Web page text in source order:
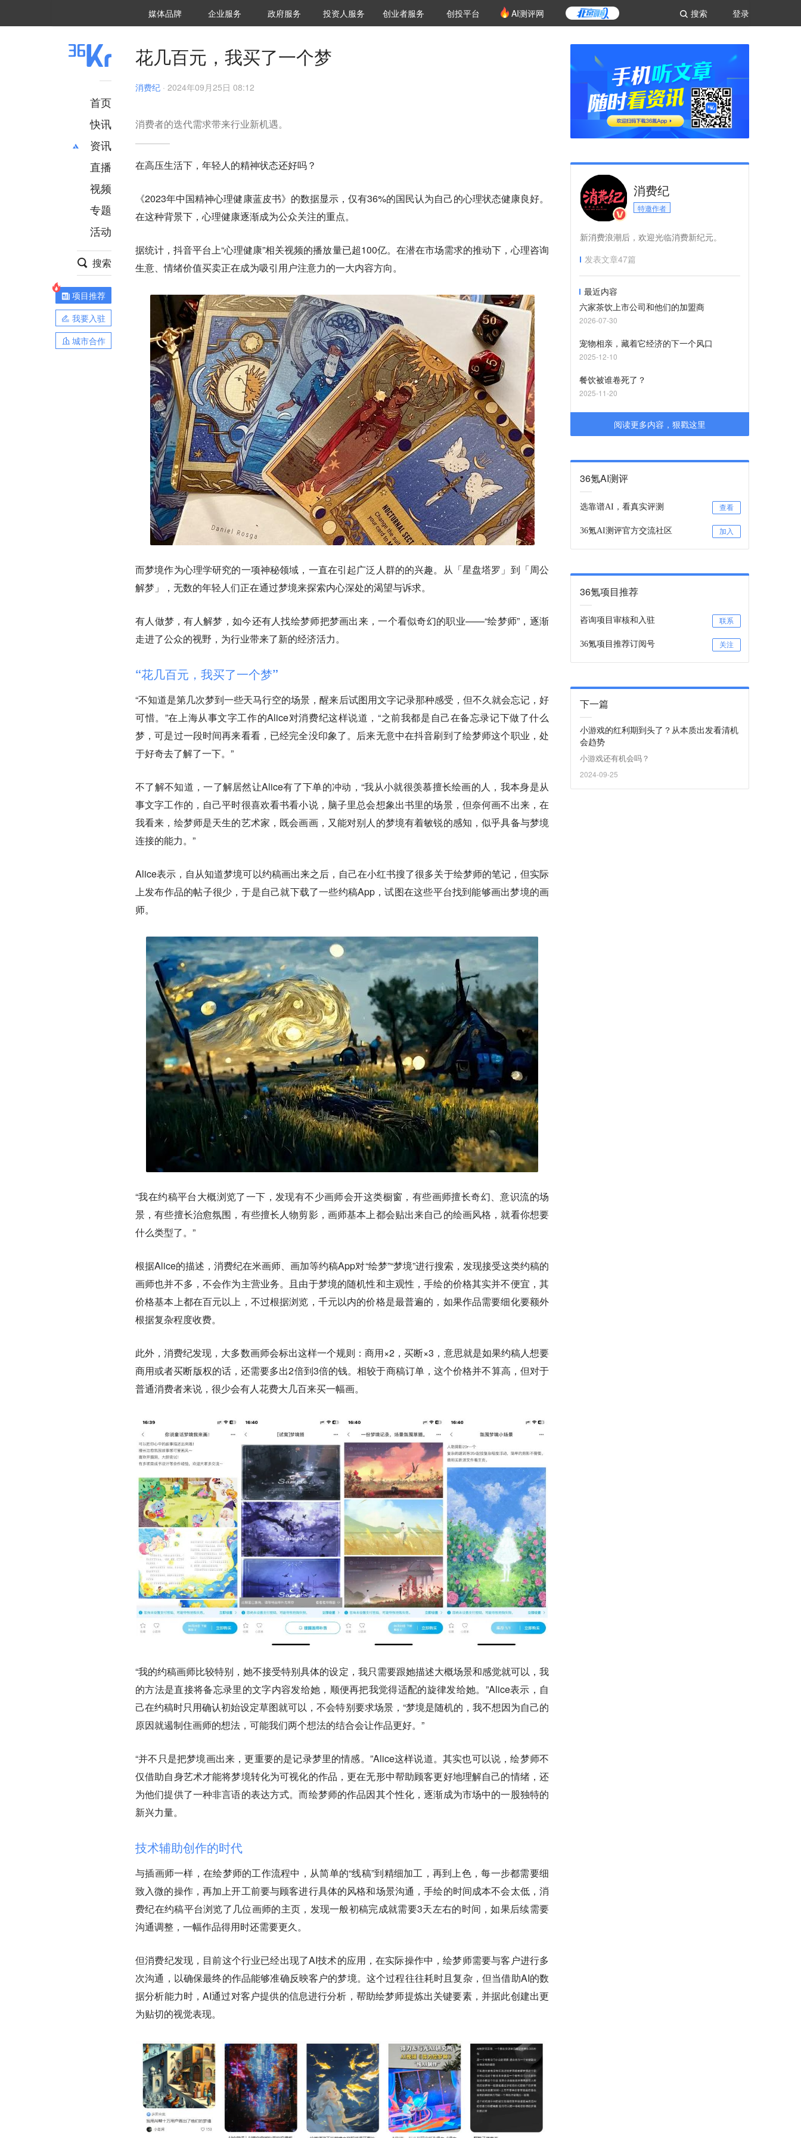
登录
搜索
媒体品牌 36Kr研究院
企业服务 城市之窗
政府服务 VClub投资机构库
投资机构职位推介
投资人服务 创投氪堂
创业者服务 创投平台 AI测评网
首页
快讯
资讯
推荐
财经
项目推荐
安徽
直播
视频
专题
活动
搜索
项目推荐
我要入驻
城市合作
花几百元，我买了一个梦
消费纪 · 2024年09月25日 08:12
消费者的迭代需求带来行业新机遇。
在高压生活下，年轻人的精神状态还好吗？
《2023年中国精神心理健康蓝皮书》的数据显示，仅有36%的国民认为自己的心理状态健康良好。
在这种背景下，心理健康逐渐成为公众关注的重点。
据统计，抖音平台上“心理健康”相关视频的播放量已超100亿。在潜在市场需求的推动下，心理咨询
生意、情绪价值买卖正在成为吸引用户注意力的一大内容方向。
而梦境作为心理学研究的一项神秘领域，一直在引起广泛人群的的兴趣。从「星盘塔罗」到「周公
解梦」，无数的年轻人们正在通过梦境来探索内心深处的渴望与诉求。
有人做梦，有人解梦，如今还有人找绘梦师把梦画出来，一个看似奇幻的职业——“绘梦师”，逐渐
走进了公众的视野，为行业带来了新的经济活力。
“花几百元，我买了一个梦”
“不知道是第几次梦到一些天马行空的场景，醒来后试图用文字记录那种感受，但不久就会忘记，好
可惜。”在上海从事文字工作的Alice对消费纪这样说道，“之前我都是自己在备忘录记下做了什么
梦，可是过一段时间再来看看，已经完全没印象了。后来无意中在抖音刷到了绘梦师这个职业，处
于好奇去了解了一下。”
不了解不知道，一了解居然让Alice有了下单的冲动，“我从小就很羡慕擅长绘画的人，我本身是从
事文字工作的，自己平时很喜欢看书看小说，脑子里总会想象出书里的场景，但奈何画不出来，在
我看来，绘梦师是天生的艺术家，既会画画，又能对别人的梦境有着敏锐的感知，似乎具备与梦境
连接的能力。”
Alice表示，自从知道梦境可以约稿画出来之后，自己在小红书搜了很多关于绘梦师的笔记，但实际
上发布作品的帖子很少，于是自己就下载了一些约稿App，试图在这些平台找到能够画出梦境的画
师。
“我在约稿平台大概浏览了一下，发现有不少画师会开这类橱窗，有些画师擅长奇幻、意识流的场
景，有些擅长治愈氛围，有些擅长人物剪影，画师基本上都会贴出来自己的绘画风格，就看你想要
什么类型了。”
根据Alice的描述，消费纪在米画师、画加等约稿App对“绘梦”“梦境”进行搜索，发现接受这类约稿的
画师也并不多，不会作为主营业务。且由于梦境的随机性和主观性，手绘的价格其实并不便宜，其
价格基本上都在百元以上，不过根据浏览，千元以内的价格是最普遍的，如果作品需要细化要额外
根据复杂程度收费。
此外，消费纪发现，大多数画师会标出这样一个规则：商用×2，买断×3，意思就是如果约稿人想要
商用或者买断版权的话，还需要多出2倍到3倍的钱。相较于商稿订单，这个价格并不算高，但对于
普通消费者来说，很少会有人花费大几百来买一幅画。
“我的约稿画师比较特别，她不接受特别具体的设定，我只需要跟她描述大概场景和感觉就可以，我
的方法是直接将备忘录里的文字内容发给她，顺便再把我觉得适配的旋律发给她。”Alice表示，自
己在约稿时只用确认初始设定草图就可以，不会特别要求场景，“梦境是随机的，我不想因为自己的
原因就遏制住画师的想法，可能我们两个想法的结合会让作品更好。”
“并不只是把梦境画出来，更重要的是记录梦里的情感。”Alice这样说道。其实也可以说，绘梦师不
仅借助自身艺术才能将梦境转化为可视化的作品，更在无形中帮助顾客更好地理解自己的情绪，还
为他们提供了一种非言语的表达方式。而绘梦师的作品因其个性化，逐渐成为市场中的一股独特的
新兴力量。
技术辅助创作的时代
与插画师一样，在绘梦师的工作流程中，从简单的“线稿”到精细加工，再到上色，每一步都需要细
致入微的操作，再加上开工前要与顾客进行具体的风格和场景沟通，手绘的时间成本不会太低，消
费纪在约稿平台浏览了几位画师的主页，发现一般初稿完成就需要3天左右的时间，如果后续需要
沟通调整，一幅作品得用时还需要更久。
但消费纪发现，目前这个行业已经出现了AI技术的应用，在实际操作中，绘梦师需要与客户进行多
次沟通，以确保最终的作品能够准确反映客户的梦境。这个过程往往耗时且复杂，但当借助AI的数
据分析能力时，AI通过对客户提供的信息进行分析，帮助绘梦师提炼出关键要素，并据此创建出更
为贴切的视觉表现。
消费纪
特邀作者
新消费浪潮后，欢迎光临消费新纪元。
发表文章47篇
最近内容
六家茶饮上市公司和他们的加盟商
2026-07-30
宠物相亲，藏着它经济的下一个风口
2025-12-10
餐饮被谁卷死了？
2025-11-20
阅读更多内容，狠戳这里
36氪AI测评
选靠谱AI，看真实评测 查看
36氪AI测评官方交流社区 加入
36氪项目推荐
咨询项目审核和入驻 联系
36氪项目推荐订阅号 关注
下一篇
小游戏的红利期到头了？从本质出发看清机
会趋势
小游戏还有机会吗？
2024-09-25